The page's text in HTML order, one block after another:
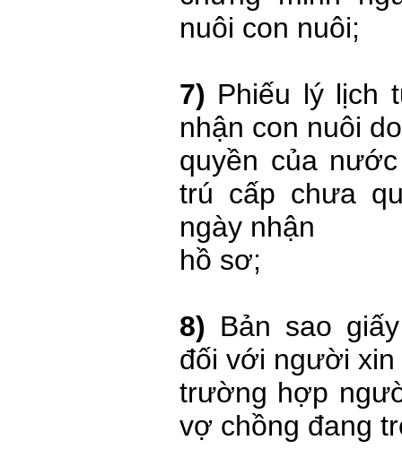
nuôi con nuôi;
7) Phiếu lý lịch
nhận con nuôi
quyền của
trú cấp chưa
ngày nhận
hồ sơ;
8) Bản sao
đối với người
trường hợp
vợ chồng đang